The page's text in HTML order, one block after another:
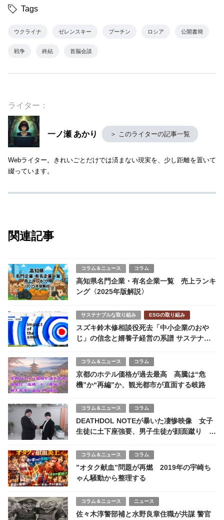
Tags
ウクライナ ゼレンスキー プーチン ロシア 公開書簡
戦争 終結 首脳会談
ライター：
一ノ瀬 あかり ＞ このライターの記事一覧
Webライター。きれいごとだけでは済まない現実を、少し距離を置いて
綴っています。
関連記事
コラム＆ニュース コラム
高知県名門企業・有名企業一覧 売上ランキ
ング〈2025年版解説〉
サステナブルな取り組み ESGの取り組み
スズキ鈴木修相談役死去「中小企業のおや
じ」の信念と婿養子経営の系譜 サステナビ
コラム＆ニュース コラム
京都のホテル価格が過去最高 高騰は“危
機”か“再編”か、観光都市が直面する岐路
コラム＆ニュース コラム
DEATHDOL NOTEが暴いた凄惨映像 女子
生徒に土下座強要、男子生徒が顔面蹴り 会
コラム＆ニュース コラム
”オタク献血”問題が再燃 2019年の宇崎ち
ゃん騒動から整理する
コラム＆ニュース ニュース
佐々木淳警部補と水野良章住職が共謀 警官